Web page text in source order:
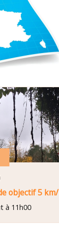
objectif 5 km/
à 11h00